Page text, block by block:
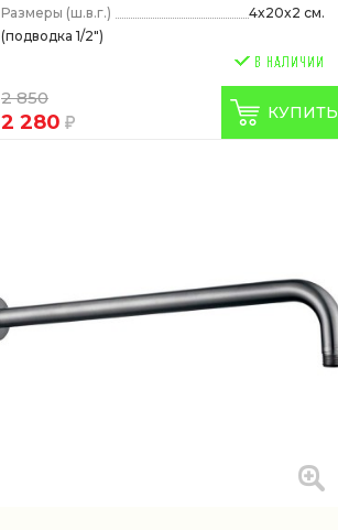
Размеры (ш.в.г.)
4x20x2 см.
(подводка 1/2")
2 850
2 280 КУПИТЬ